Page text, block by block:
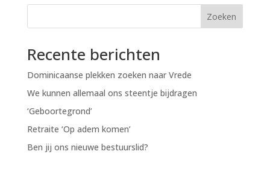
Zoeken
Recente berichten
Dominicaanse plekken zoeken naar Vrede
We kunnen allemaal ons steentje bijdragen
‘Geboortegrond’
Retraite ‘Op adem komen’
Ben jij ons nieuwe bestuurslid?